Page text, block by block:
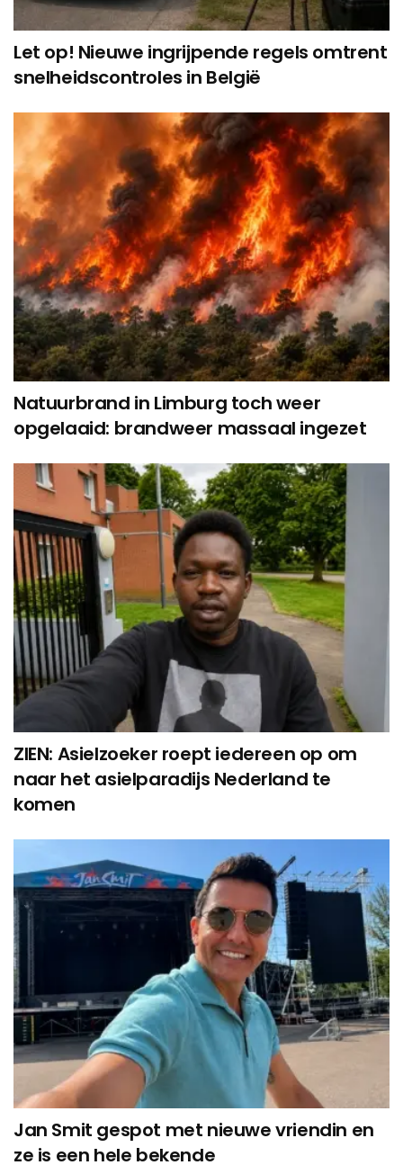
Let op! Nieuwe ingrijpende regels omtrent
snelheidscontroles in België
Natuurbrand in Limburg toch weer
opgelaaid: brandweer massaal ingezet
ZIEN: Asielzoeker roept iedereen op om
naar het asielparadijs Nederland te
komen
Jan Smit gespot met nieuwe vriendin en
ze is een hele bekende